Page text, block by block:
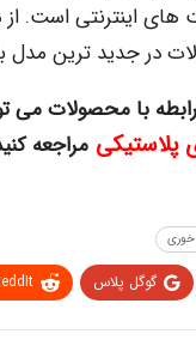
اینترنتی است. از
در جدید ترین مدل
با محص
پلاستیکی مراجعه
خوری
گوگل پلاس